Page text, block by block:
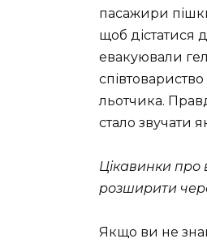
пасажири пішки
щоб дістатися
евакуювали
льотчика.
стало звучати
Цікавинки про
розширити
Якщо ви не